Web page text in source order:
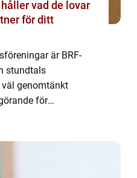
vad de lovar
för ditt
är BRF-
stundtals
genomtänkt
för